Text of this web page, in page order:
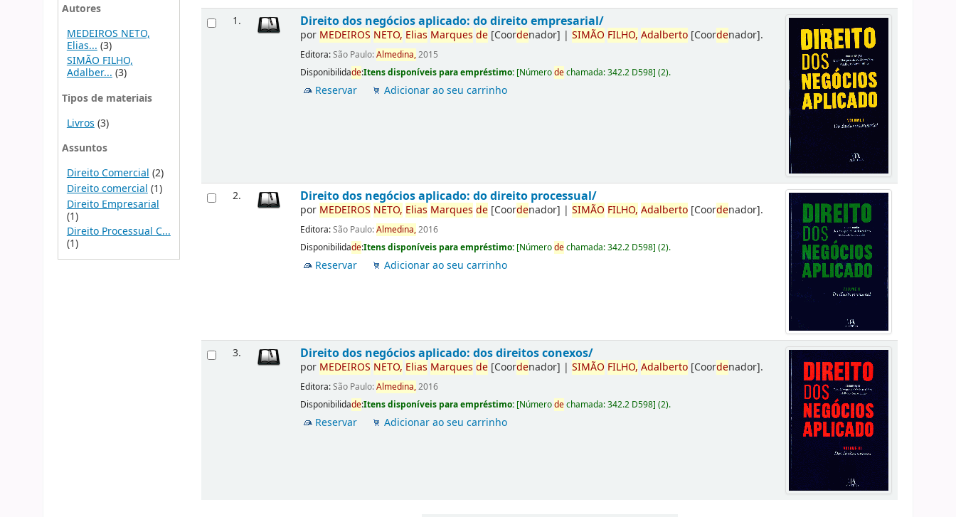
Autores
MEDEIROS NETO,
Elias... (3)
SIMÃO FILHO,
Adalber...(3)
Tipos de materiais
Livros (3)
Assuntos
Direito Comercial (2)
Direito comercial (1)
Direito Empresarial
(1)
Direito Processual C...
(1)
1. Direito dos negócios aplicado: do direito empresarial/
por MEDEIROS NETO, Elias Marques de [Coordenador] |SIMÃO FILHO, Adalberto [Coordenador].
Editora:São Paulo:Almedina,2015
Disponibilidade:Itens disponíveis para empréstimo: [Númerodechamada:342.2 D598](2).
Reservar Adicionar ao seu carrinho
2. Direito dos negócios aplicado: do direito processual/
por MEDEIROS NETO, Elias Marques de [Coordenador] |SIMÃO FILHO, Adalberto [Coordenador].
Editora:São Paulo:Almedina,2016
Disponibilidade:Itens disponíveis para empréstimo: [Númerodechamada:342.2 D598](2).
Reservar Adicionar ao seu carrinho
3. Direito dos negócios aplicado: dos direitos conexos/
por MEDEIROS NETO, Elias Marques de [Coordenador] |SIMÃO FILHO, Adalberto [Coordenador].
Editora:São Paulo:Almedina,2016
Disponibilidade:Itens disponíveis para empréstimo: [Númerodechamada:342.2 D598](2).
Reservar Adicionar ao seu carrinho